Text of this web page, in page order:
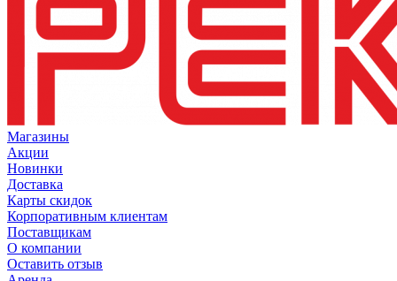
Магазины
Акции
Новинки
Доставка
Карты скидок
Корпоративным клиентам
Поставщикам
О компании
Оставить отзыв